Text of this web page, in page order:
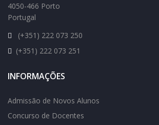
4050-466 Porto
Portugal
(+351) 222 073 250
(+351) 222 073 251
INFORMAÇÕES
Admissão de Novos Alunos
Concurso de Docentes